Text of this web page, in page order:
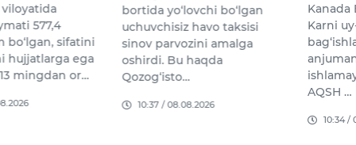
bo‘lgan
taksisi
amalga
Kanada Bosh vaziri Mark
Karni uy-joy siyosatiga
bag‘ishlangan matbuot
anjumanida telesuflyor
ishlamay qolganidan so‘ng
Navoiy
Bu
…
11:24 /